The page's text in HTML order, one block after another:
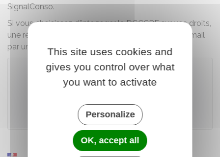
SignalConso.
Si vous choisissez d'interroger la DGCCRF sur vos droits,
une réponse individualisée vous sera adressée par mail
par un agent de la DGCCRF.
Accéder au téléservice
Ministère chargé des finances
This site uses cookies and
gives you control over what
you want to activate
Personalize
OK, accept all